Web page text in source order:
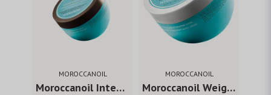
MOROCCANOIL
Moroccanoil Intense Hydrating Mask 250 ml
MOROCCANOIL
Moroccanoil Weightless Hydrating Mask 250 ml